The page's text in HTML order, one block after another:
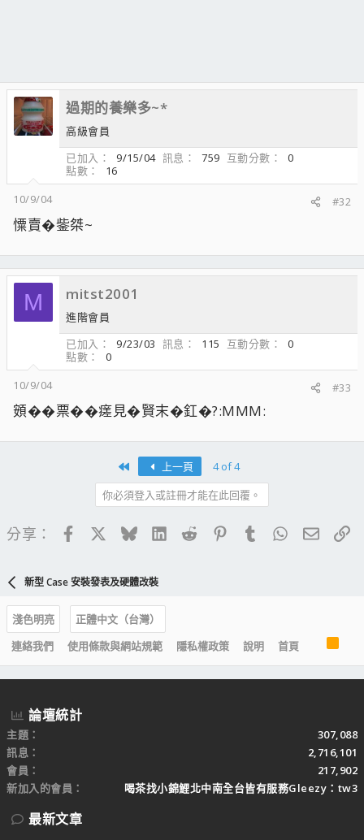
過期的養樂多~*
高級會員
已加入
9/15/04 訊息 759 互動分數
0
點數
16
10/9/04
#32
憟賣�鈭桀~
M mitst2001
進階會員
已加入
9/23/03 訊息 115 互動分數
0
點數
0
10/9/04
#33
頞��票��瘥見�賢末�釭�?:MMM:
上一頁
4 of 4
你必須登入或註冊才能在此回覆。
分享： FacebookBlueskyLinkedIn
Reddit PinterestTumblrWhatsApp
電子
新型 Case 安裝發表及硬體改裝
淺色明亮
正體中文（台灣）
連絡我們
使用條款與網站規範 隱私權政策 說明 首頁
S
論壇統計
主題
307,088
訊息
2,716,101
會員
217,902
新加入的會員
喝茶找小錦鯉北中南全台皆有服務Gleezy：tw3
最新文章